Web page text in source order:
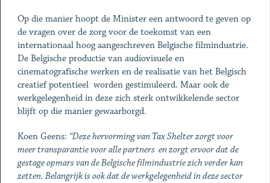
Op die manier hoopt de Minister een antwoord te geven op
de vragen over de zorg voor de toekomst van een
internationaal hoog aangeschreven Belgische filmindustrie.
De Belgische productie van audiovisuele en
cinematografische werken en de realisatie van het Belgisch
creatief potentieel worden gestimuleerd. Maar ook de
werkgelegenheid in deze zich sterk ontwikkelende sector
blijft op die manier gewaarborgd.
Koen Geens: “Deze hervorming van Tax Shelter zorgt voor
meer transparantie voor alle partners en zorgt ervoor dat de
gestage opmars van de Belgische filmindustrie zich verder kan
zetten. Belangrijk is ook dat de werkgelegenheid in deze sector